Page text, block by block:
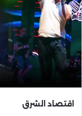
اقتصاد الشرق